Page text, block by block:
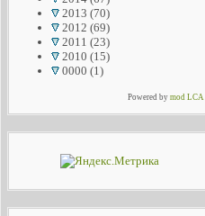
2013 (70)
2012 (69)
2011 (23)
2010 (15)
0000 (1)
Powered bymod LCA